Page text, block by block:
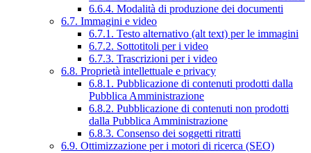
6.6.4. Modalità di produzione dei documenti
6.7. Immagini e video
6.7.1. Testo alternativo (alt text) per le immagini
6.7.2. Sottotitoli per i video
6.7.3. Trascrizioni per i video
6.8. Proprietà intellettuale e privacy
6.8.1. Pubblicazione di contenuti prodotti dalla
Pubblica Amministrazione
6.8.2. Pubblicazione di contenuti non prodotti
dalla Pubblica Amministrazione
6.8.3. Consenso dei soggetti ritratti
6.9. Ottimizzazione per i motori di ricerca (SEO)